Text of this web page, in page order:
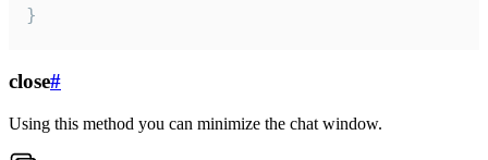
}
close#
Using this method you can minimize the chat window.